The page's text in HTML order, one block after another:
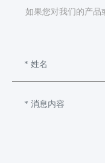
如果您对我们的产品